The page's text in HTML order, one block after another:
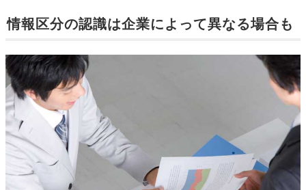
情報区分の認識は企業によって異なる場合も